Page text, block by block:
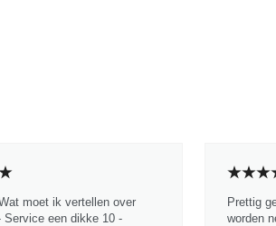
moet ik vertellen over
Service een dikke 10 -
Prettig
worden